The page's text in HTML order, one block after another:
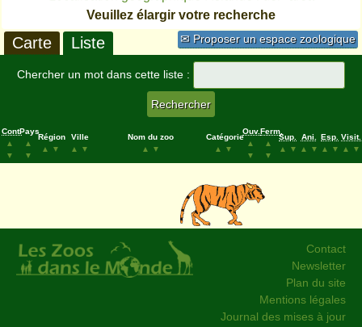
Veuillez élargir votre recherche
✉ Proposer un espace zoologique
Carte Liste
Chercher un mot dans cette liste :
Cont.
▲
▼
Pays
▲
▼
Région
▲
▼
Ville
▲
▼
Nom du zoo
▲
▼
Catégorie
▲
▼
Ouv.
▲
▼
Ferm.
▲
▼
Sup.
▲
▼
Ani.
▲
▼
Esp.
▲
▼
Visit.
▲
▼
Contact
Newsletter
Plan du site
Mentions légales
Journal des mises à jour